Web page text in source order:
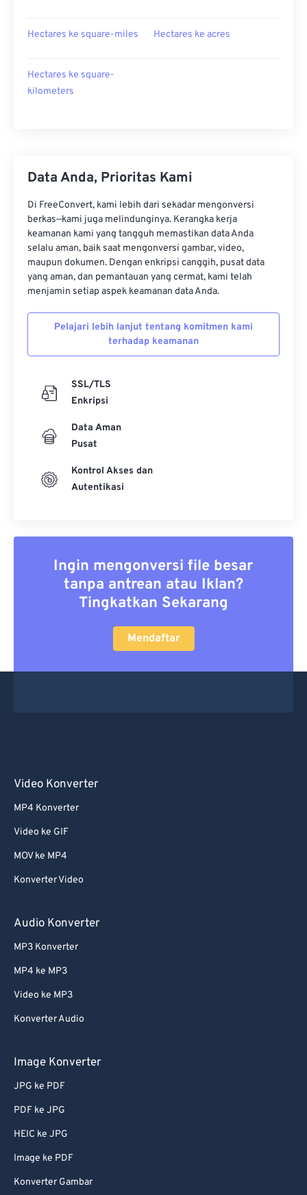
Hectares ke square-miles Hectares ke acres
Hectares ke square-
kilometers
Data Anda, Prioritas Kami
Di FreeConvert, kami lebih dari sekadar mengonversi
berkas—kami juga melindunginya. Kerangka kerja
keamanan kami yang tangguh memastikan data Anda
selalu aman, baik saat mengonversi gambar, video,
maupun dokumen. Dengan enkripsi canggih, pusat data
yang aman, dan pemantauan yang cermat, kami telah
menjamin setiap aspek keamanan data Anda.
Pelajari lebih lanjut tentang komitmen kami
terhadap keamanan
SSL/TLS
Enkripsi
Data Aman
Pusat
Kontrol Akses dan
Autentikasi
Ingin mengonversi file besar
tanpa antrean atau Iklan?
Tingkatkan Sekarang
Mendaftar
Video Konverter
MP4 Konverter
Video ke GIF
MOV ke MP4
Konverter Video
Audio Konverter
MP3 Konverter
MP4 ke MP3
Video ke MP3
Konverter Audio
Image Konverter
JPG ke PDF
PDF ke JPG
HEIC ke JPG
Image ke PDF
Konverter Gambar